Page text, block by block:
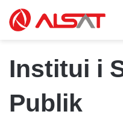
Institui i
Publik